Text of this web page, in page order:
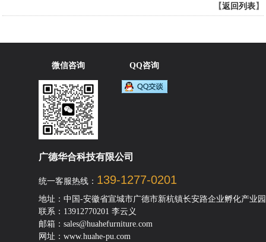
【返回列表】
微信咨询 QQ咨询
广德华合科技有限公司
统一客服热线： 139-1277-0201
地址：中国-安徽省宣城市广德市新杭镇长安路企业孵化产业园
联系：13912770201 李云义
邮箱：sales@huahefurniture.com
网址：www.huahe-pu.com